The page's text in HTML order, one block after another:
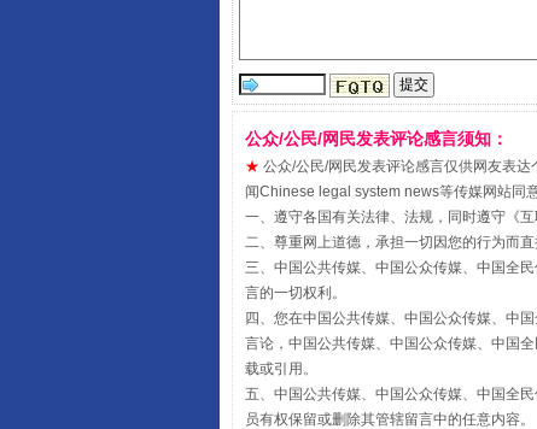
全民健身五年计划来了！等你
公众/公民/网民发表评论感言须知：
★ 公众/公民/网民发表评论感言仅供网友表
闻Chinese legal system news等传媒网站同
一、遵守各国有关法律、法规，同时遵守《
二、尊重网上道德，承担一切因您的行为而直
三、中国公共传媒、中国公众传媒、中国全
言的一切权利。
四、您在中国公共传媒、中国公众传媒、中
言论，中国公共传媒、中国公众传媒、中国
载或引用。
五、中国公共传媒、中国公众传媒、中国全
员有权保留或删除其管辖留言中的任意内容。